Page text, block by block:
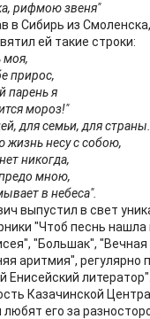
рифмою звеня"
в Сибирь из
ей такие строки:
моя,
прирос,
парень я
мороз!"
для семьи, для страны.
несу с собою,
никогда,
мною,
в небеса".
выпустил в свет
"Чтоб песнь нашла
"Большак",
аритмия", регулярно
Енисейский литератор".
Казачинской
его за